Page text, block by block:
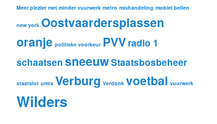
Meer plezier met minder vuurwerk metro mishandeling mobiel bellen
new york Oostvaardersplassen
oranje politieke voorkeur PVVradio 1
schaatsensneeuwStaatsbosbeheer
staatslot umts Verburg Verdonk voetbal vuurwerk
Wilders